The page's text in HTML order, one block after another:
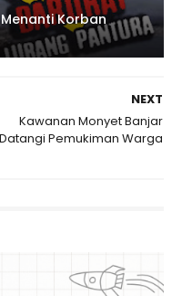
Korban
NEXT
Kawanan Monyet Banjar
Datangi Pemukiman Warga